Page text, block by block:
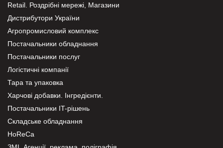
Retail. Роздрібні мережі, Магазини
Дистрибутори України
Агропромисловий комплекс
Постачальники обладнання
Постачальники послуг
Логістичні компанії
Тара та упаковка
Харчові добавки. Інгредієнти.
Постачальники IT-рішень
Складське обладнання
HoReCa